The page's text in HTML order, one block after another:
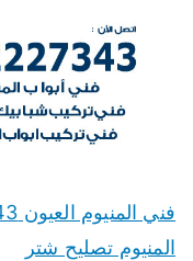
المنيوم تصليح شتر